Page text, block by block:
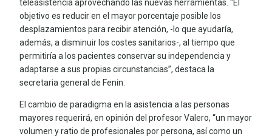
teleasistencia aprovechando las nuevas herramientas. “El
objetivo es reducir en el mayor porcentaje posible los
desplazamientos para recibir atención, -lo que ayudaría,
además, a disminuir los costes sanitarios-, al tiempo que
permitiría a los pacientes conservar su independencia y
adaptarse a sus propias circunstancias”, destaca la
secretaria general de Fenin.
El cambio de paradigma en la asistencia a las personas
mayores requerirá, en opinión del profesor Valero, “un mayor
volumen y ratio de profesionales por persona, así como un